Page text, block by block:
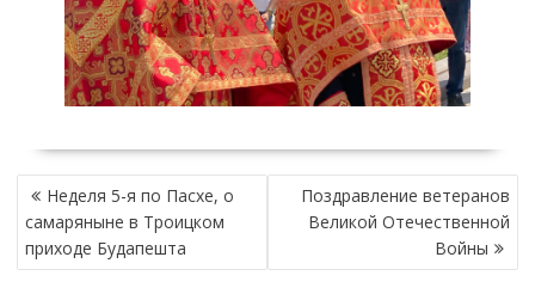
Н
А
В
И
Неделя 5-я по Пасхе, о
самаряныне в Троицком
приходе Будапешта
Поздравление ветеранов
Великой Отечественной
Войны